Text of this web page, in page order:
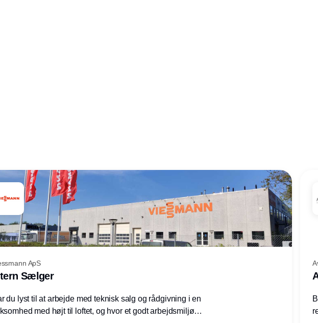
ApS
Sælger
du lyst til at arbejde med teknisk salg og rådgivning i en
med højt til loftet, og hvor et godt arbejdsmiljø